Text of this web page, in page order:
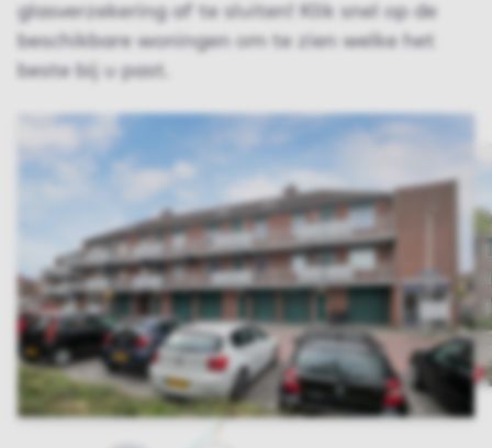
glasverzekering af te sluiten! Klik snel op de
beschikbare woningen om te zien welke het
beste bij u past.